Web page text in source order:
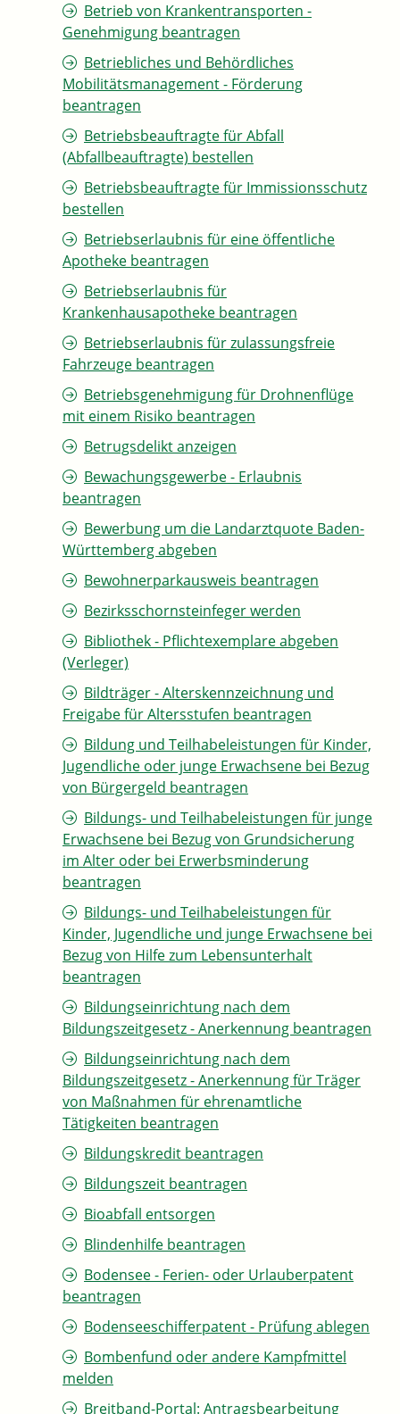
Betrieb von Krankentransporten -
Genehmigung beantragen
Betriebliches und Behördliches
Mobilitätsmanagement - Förderung
beantragen
Betriebsbeauftragte für Abfall
(Abfallbeauftragte) bestellen
Betriebsbeauftragte für Immissionsschutz
bestellen
Betriebserlaubnis für eine öffentliche
Apotheke beantragen
Betriebserlaubnis für
Krankenhausapotheke beantragen
Betriebserlaubnis für zulassungsfreie
Fahrzeuge beantragen
Betriebsgenehmigung für Drohnenflüge
mit einem Risiko beantragen
Betrugsdelikt anzeigen
Bewachungsgewerbe - Erlaubnis
beantragen
Bewerbung um die Landarztquote Baden-
Württemberg abgeben
Bewohnerparkausweis beantragen
Bezirksschornsteinfeger werden
Bibliothek - Pflichtexemplare abgeben
(Verleger)
Bildträger - Alterskennzeichnung und
Freigabe für Altersstufen beantragen
Bildung und Teilhabeleistungen für Kinder,
Jugendliche oder junge Erwachsene bei Bezug
von Bürgergeld beantragen
Bildungs- und Teilhabeleistungen für junge
Erwachsene bei Bezug von Grundsicherung
im Alter oder bei Erwerbsminderung
beantragen
Bildungs- und Teilhabeleistungen für
Kinder, Jugendliche und junge Erwachsene bei
Bezug von Hilfe zum Lebensunterhalt
beantragen
Bildungseinrichtung nach dem
Bildungszeitgesetz - Anerkennung beantragen
Bildungseinrichtung nach dem
Bildungszeitgesetz - Anerkennung für Träger
von Maßnahmen für ehrenamtliche
Tätigkeiten beantragen
Bildungskredit beantragen
Bildungszeit beantragen
Bioabfall entsorgen
Blindenhilfe beantragen
Bodensee - Ferien- oder Urlauberpatent
beantragen
Bodenseeschifferpatent - Prüfung ablegen
Bombenfund oder andere Kampfmittel
melden
Breitband-Portal: Antragsbearbeitung